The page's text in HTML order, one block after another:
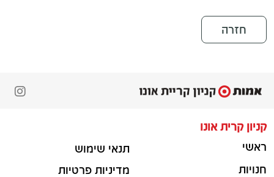
חזרה
קניון קרית אונו
ראשי
חנויות
תנאי שימוש
מדיניות פרטיות